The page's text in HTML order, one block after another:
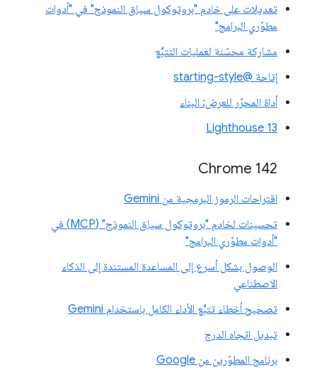
تعديلات على خادم "بروتوكول سياق النموذج" في "أدوات
مطوّري البرامج"
مشاركة محسّنة لعمليات التتبُّع
إتاحة @starting-style
أداة المحرّر للعرض: البناء
Lighthouse 13
Chrome 142
اقتراحات الرموز البرمجية من Gemini
تحسينات لخادم "بروتوكول سياق النموذج" (MCP) في
"أدوات مطوّري البرامج"
الوصول بشكل أسرع إلى المساعدة المستندة إلى الذكاء
الاصطناعي
تصحيح أخطاء تتبُّع الأداء الكامل باستخدام Gemini
تبديل اتجاه الدرج
برنامج المطوّرين من Google